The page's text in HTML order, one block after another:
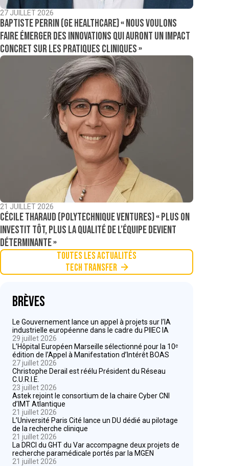
27 JUILLET 2026
Baptiste Perrin (GE Healthcare) « Nous voulons
faire émerger des innovations qui auront un impact
concret sur les pratiques cliniques »
21 JUILLET 2026
Cécile Tharaud (Polytechnique Ventures) « Plus on
investit tôt, plus la qualité de l’équipe devient
déterminante »
Toutes les actualités
Tech Transfer
Brèves
Le Gouvernement lance un appel à projets sur l’IA
industrielle européenne dans le cadre du PIIEC IA
29 juillet 2026
L’Hôpital Européen Marseille sélectionné pour la 10ᵉ
édition de l’Appel à Manifestation d’Intérêt BOAS
27 juillet 2026
Christophe Derail est réélu Président du Réseau
C.U.R.I.E.
23 juillet 2026
Astek rejoint le consortium de la chaire Cyber CNI
d’IMT Atlantique
21 juillet 2026
L’Université Paris Cité lance un DU dédié au pilotage
de la recherche clinique
21 juillet 2026
La DRCI du GHT du Var accompagne deux projets de
recherche paramédicale portés par la MGEN
21 juillet 2026